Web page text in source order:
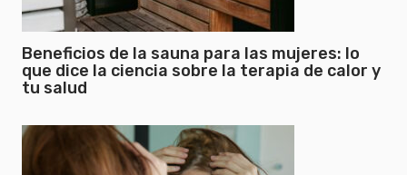
Beneficios de la sauna para las mujeres: lo
que dice la ciencia sobre la terapia de calor y
tu salud